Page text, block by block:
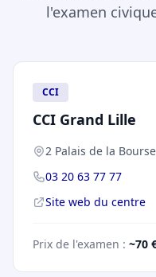
l'examen
CCI
CCI Grand Lille
2 Palais de la
03 20 63 77 77
Site web du centre
Prix de l'examen : ~70